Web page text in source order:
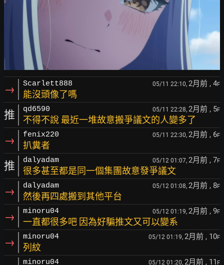
→ Scarlett888 05/11 22:10, 2月前 , 4F
能沒頭像了嗎
推 qd6590 05/11 22:28, 2月前 , 5F
不得不說 最近一堆故意搬爭議文的人變多了
→ fenix220 05/11 22:30, 2月前 , 6F
扒糞者
推 dalyadam 05/12 01:07, 2月前 , 7F
很多甚至都是同一個集團故意發爭議文
→ dalyadam 05/12 01:08, 2月前 , 8F
然後再四處搬到其他平台
→ minoru04 05/12 01:19, 2月前 , 9F
一直都很多吧 因為好騙推文又可以變系
→ minoru04 05/12 01:19, 2月前 , 10F
列紋
minoru04 05/12 01:20, 2月前 , 11 F